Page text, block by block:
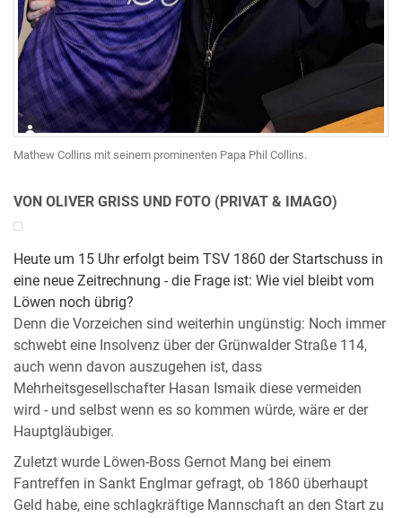
Mathew Collins mit seinem prominenten Papa Phil Collins.
VON OLIVER GRISS UND FOTO (PRIVAT & IMAGO)
Heute um 15 Uhr erfolgt beim TSV 1860 der Startschuss in
eine neue Zeitrechnung - die Frage ist: Wie viel bleibt vom
Löwen noch übrig?
Denn die Vorzeichen sind weiterhin ungünstig: Noch immer
schwebt eine Insolvenz über der Grünwalder Straße 114,
auch wenn davon auszugehen ist, dass
Mehrheitsgesellschafter Hasan Ismaik diese vermeiden
wird - und selbst wenn es so kommen würde, wäre er der
Hauptgläubiger.
Zuletzt wurde Löwen-Boss Gernot Mang bei einem
Fantreffen in Sankt Englmar gefragt, ob 1860 überhaupt
Geld habe, eine schlagkräftige Mannschaft an den Start zu